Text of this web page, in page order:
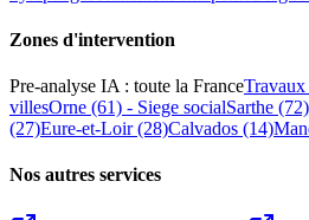
Zones d'intervention
Pre-analyse IA : toute la FranceTravaux
villesOrne (61) - Siege socialSarthe (72)
(27)Eure-et-Loir (28)Calvados (14)
Nos autres services